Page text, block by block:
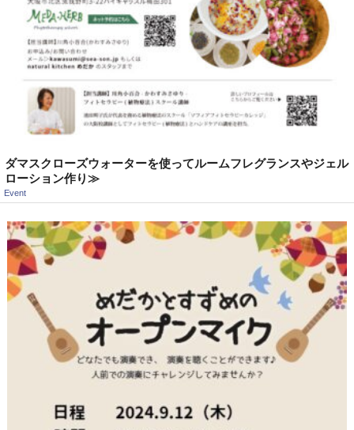
ダマスクローズウォーターを使ってルームフレグランスやジェル
ローション作り≫
Event